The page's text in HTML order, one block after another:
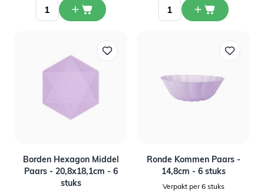
Borden Hexagon Middel
Paars - 20,8x18,1cm - 6
stuks
Ronde Kommen Paars -
14,8cm - 6 stuks
Verpakt per 6 stuks